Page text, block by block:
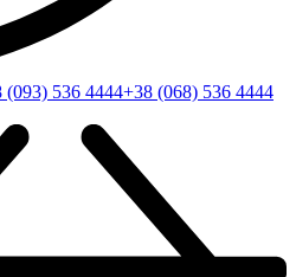
(093) 536 4444+38 (068) 536 4444